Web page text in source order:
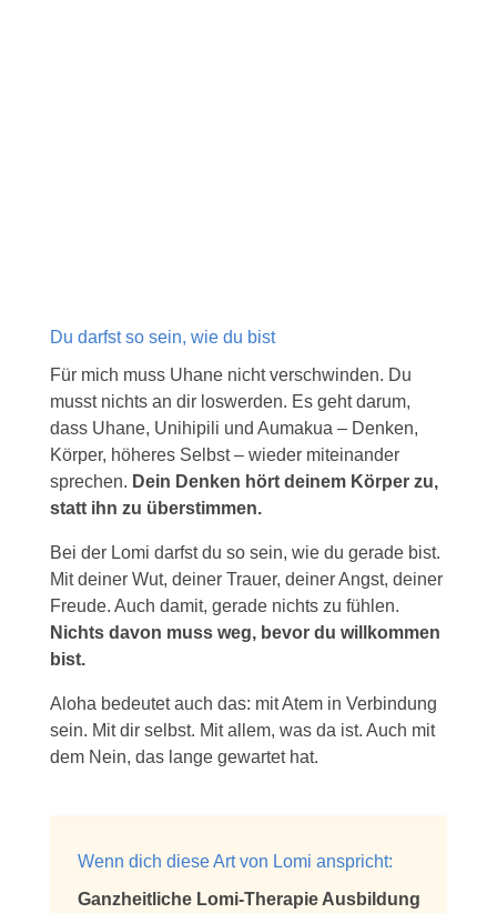
Du darfst so sein, wie du bist
Für mich muss Uhane nicht verschwinden. Du
musst nichts an dir loswerden. Es geht darum,
dass Uhane, Unihipili und Aumakua – Denken,
Körper, höheres Selbst – wieder miteinander
sprechen. Dein Denken hört deinem Körper zu,
statt ihn zu überstimmen.
Bei der Lomi darfst du so sein, wie du gerade bist.
Mit deiner Wut, deiner Trauer, deiner Angst, deiner
Freude. Auch damit, gerade nichts zu fühlen.
Nichts davon muss weg, bevor du willkommen
bist.
Aloha bedeutet auch das: mit Atem in Verbindung
sein. Mit dir selbst. Mit allem, was da ist. Auch mit
dem Nein, das lange gewartet hat.
Wenn dich diese Art von Lomi anspricht:
Ganzheitliche Lomi-Therapie Ausbildung